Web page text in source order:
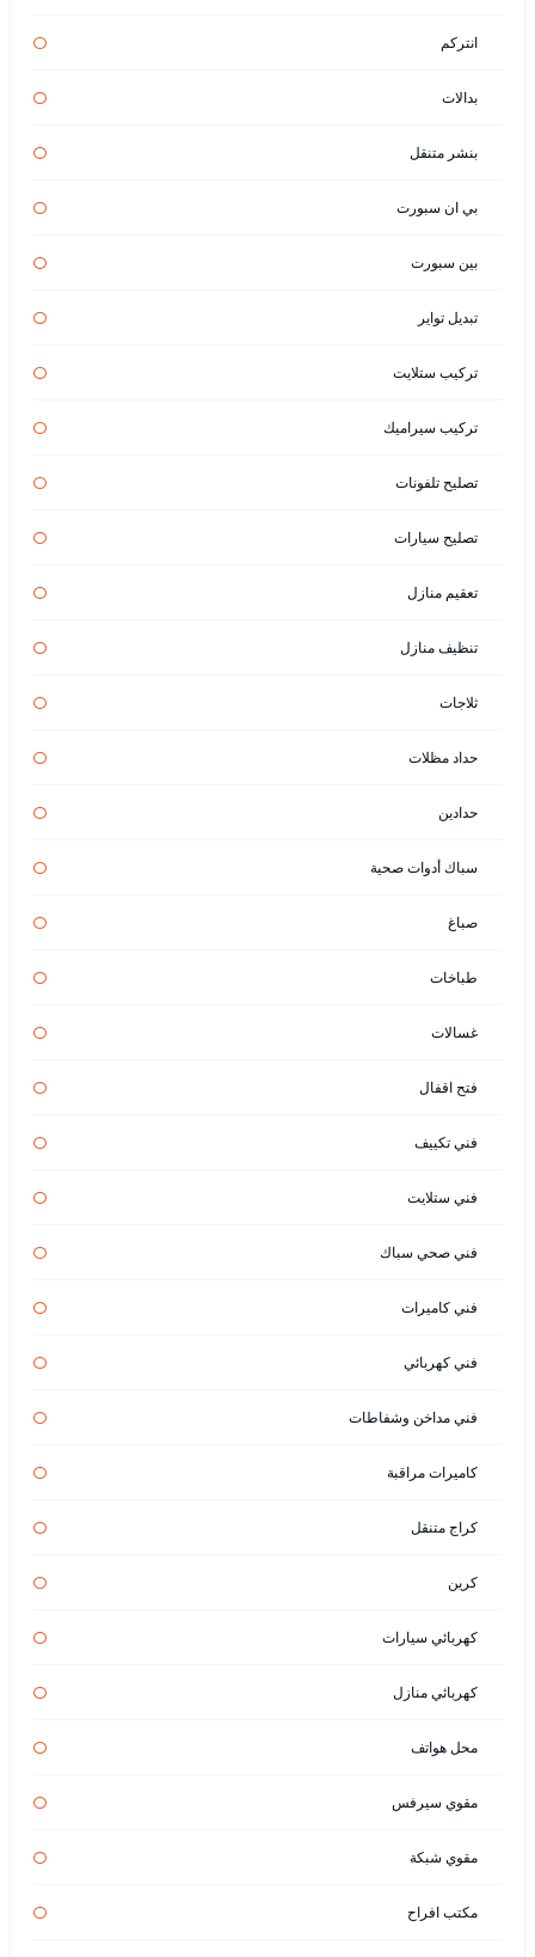
انتركم
بدالات
بنشر متنقل
بي ان سبورت
بين سبورت
تبديل تواير
تركيب ستلايت
تركيب سيراميك
تصليح تلفونات
تصليح سيارات
تعقيم منازل
تنظيف منازل
ثلاجات
حداد مظلات
حدادين
سباك أدوات صحية
صباغ
طباخات
غسالات
فتح اقفال
فني تكييف
فني ستلايت
فني صحي سباك
فني كاميرات
فني كهربائي
فني مداخن وشفاطات
كاميرات مراقبة
كراج متنقل
كرين
كهربائي سيارات
كهربائي منازل
محل هواتف
مقوي سيرفس
مقوي شبكة
مكتب افراح